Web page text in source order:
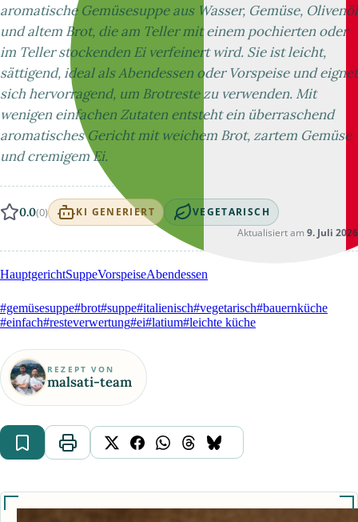
aromatische Gemüsesuppe aus Wasser, Gemüse, Olivenöl
und altem Brot, die am Teller mit einem pochierten oder
im Teller stockenden Ei verfeinert wird. Sie ist leicht,
sättigend, ideal als Abendessen oder Vorspeise und eignet
sich hervorragend, um Brotreste zu verwenden. Mit
wenigen einfachen Zutaten entsteht ein überraschend
aromatisches Gericht mit weichem Brot, zartem Gemüse
und cremigem Ei.
0.0(0) KI GENERIERT VEGETARISCH
Aktualisiert am 9. Juli 2026
HauptgerichtSuppeVorspeiseAbendessen
#gemüsesuppe#brot#suppe#italienisch#vegetarisch#bauernküche
#einfach#resteverwertung#ei#latium#leichte küche
REZEPT VON
malsati-team